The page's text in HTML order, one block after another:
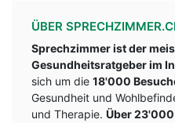
ÜBER
Sprechzimmer ist der
Gesundheitsratgeber im
sich um die 18'000
Gesundheit und
und Therapie. Über